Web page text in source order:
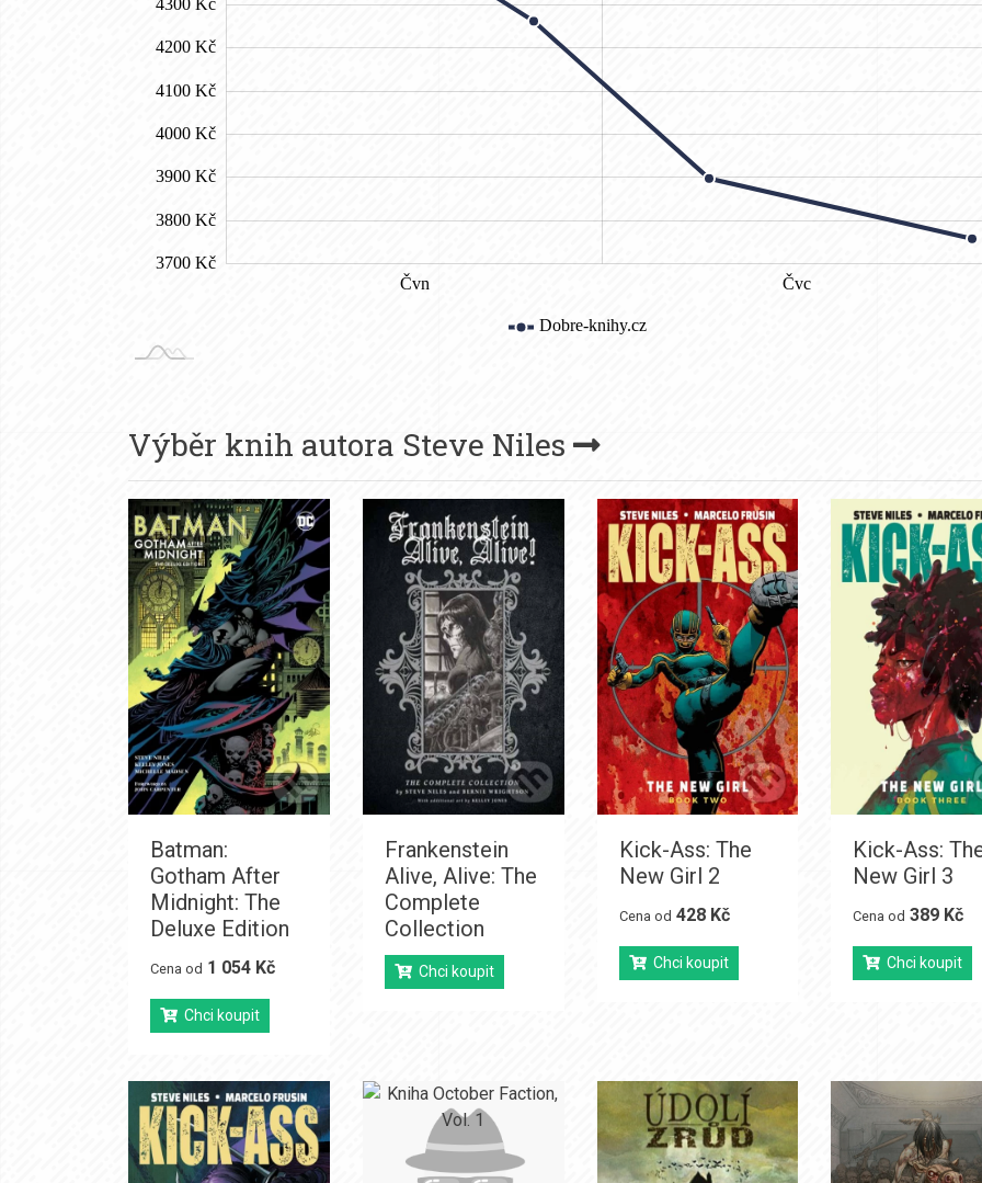
Výběr knih autora Steve Niles
Batman:
Gotham After
Midnight: The
Deluxe Edition
Cena od 1 054 Kč
Chci koupit
Frankenstein
Alive, Alive: The
Complete
Collection
Chci koupit
Kick-Ass: The
New Girl 2
Cena od 428 Kč
Chci koupit
Kick-Ass:
New Girl 3
Cena od 389 Kč
Chci koupit